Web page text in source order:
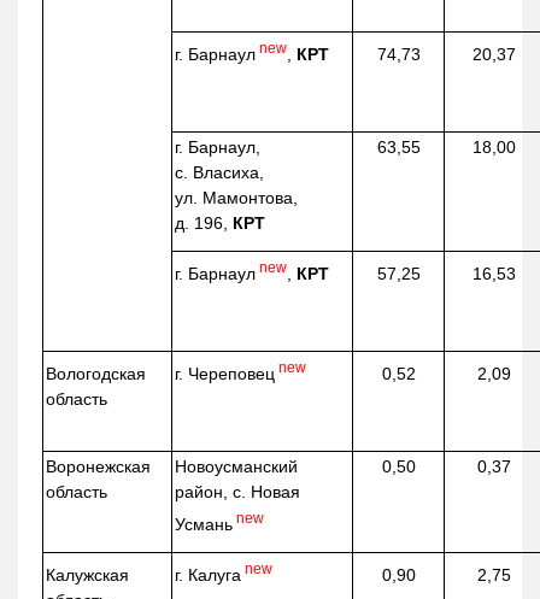
г. Барнаул new КРТ 74,73 20,37
г. Барнаул,
с. Власиха,
ул. Мамонтова,
д. 196, КРТ
63,55 18,00
г. Барнаул new КРТ 57,25 16,53
Вологодская
область
г. Череповец new 0,52 2,09
Воронежская
область
Новоусманский
район, с. Новая
Усмань new
0,50 0,37
Калужская
г. Калуга new 0,90 2,75